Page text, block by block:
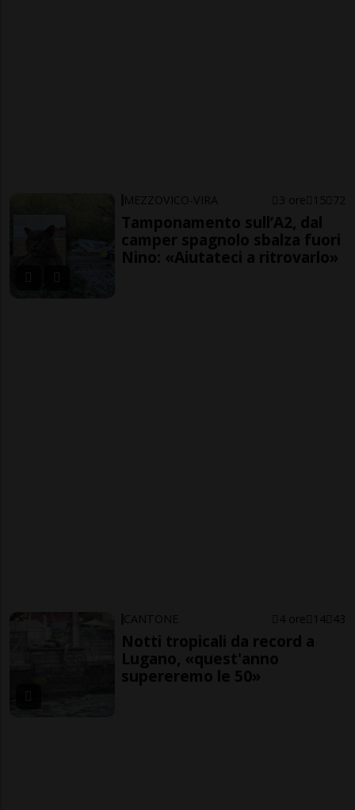
MEZZOVICO-VIRA 3 ore 15 72
Tamponamento sull’A2, dal
camper spagnolo sbalza fuori
Nino: «Aiutateci a ritrovarlo»
CANTONE 4 ore 14 43
Notti tropicali da record a
Lugano, «quest'anno
supereremo le 50»